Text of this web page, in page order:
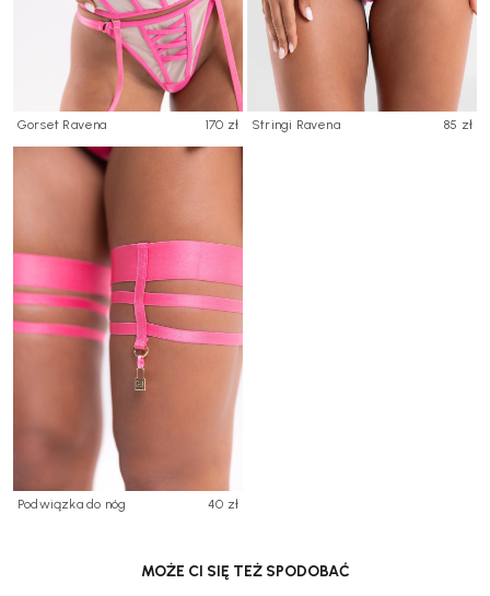
Gorset Ravena 170 zł Stringi Ravena 85 zł
Podwiązka do nóg 40 zł
MOŻE CI SIĘ TEŻ SPODOBAĆ